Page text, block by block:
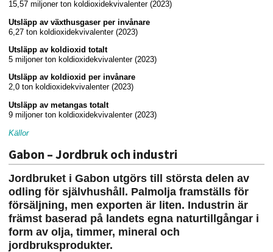
15,57 miljoner ton koldioxidekvivalenter (2023)
Utsläpp av växthusgaser per invånare
6,27 ton koldioxidekvivalenter (2023)
Utsläpp av koldioxid totalt
5 miljoner ton koldioxidekvivalenter (2023)
Utsläpp av koldioxid per invånare
2,0 ton koldioxidekvivalenter (2023)
Utsläpp av metangas totalt
9 miljoner ton koldioxidekvivalenter (2023)
Källor
Gabon – Jordbruk och industri
Jordbruket i Gabon utgörs till största delen av
odling för självhushåll. Palmolja framställs för
försäljning, men exporten är liten. Industrin är
främst baserad på landets egna naturtillgångar i
form av olja, timmer, mineral och
jordbruksprodukter.